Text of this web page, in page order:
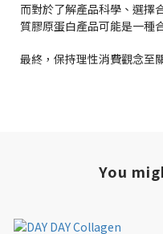
而對於了解產品科學、選擇
質膠原蛋白產品可能是一種
最終，保持理性消費觀念至
You